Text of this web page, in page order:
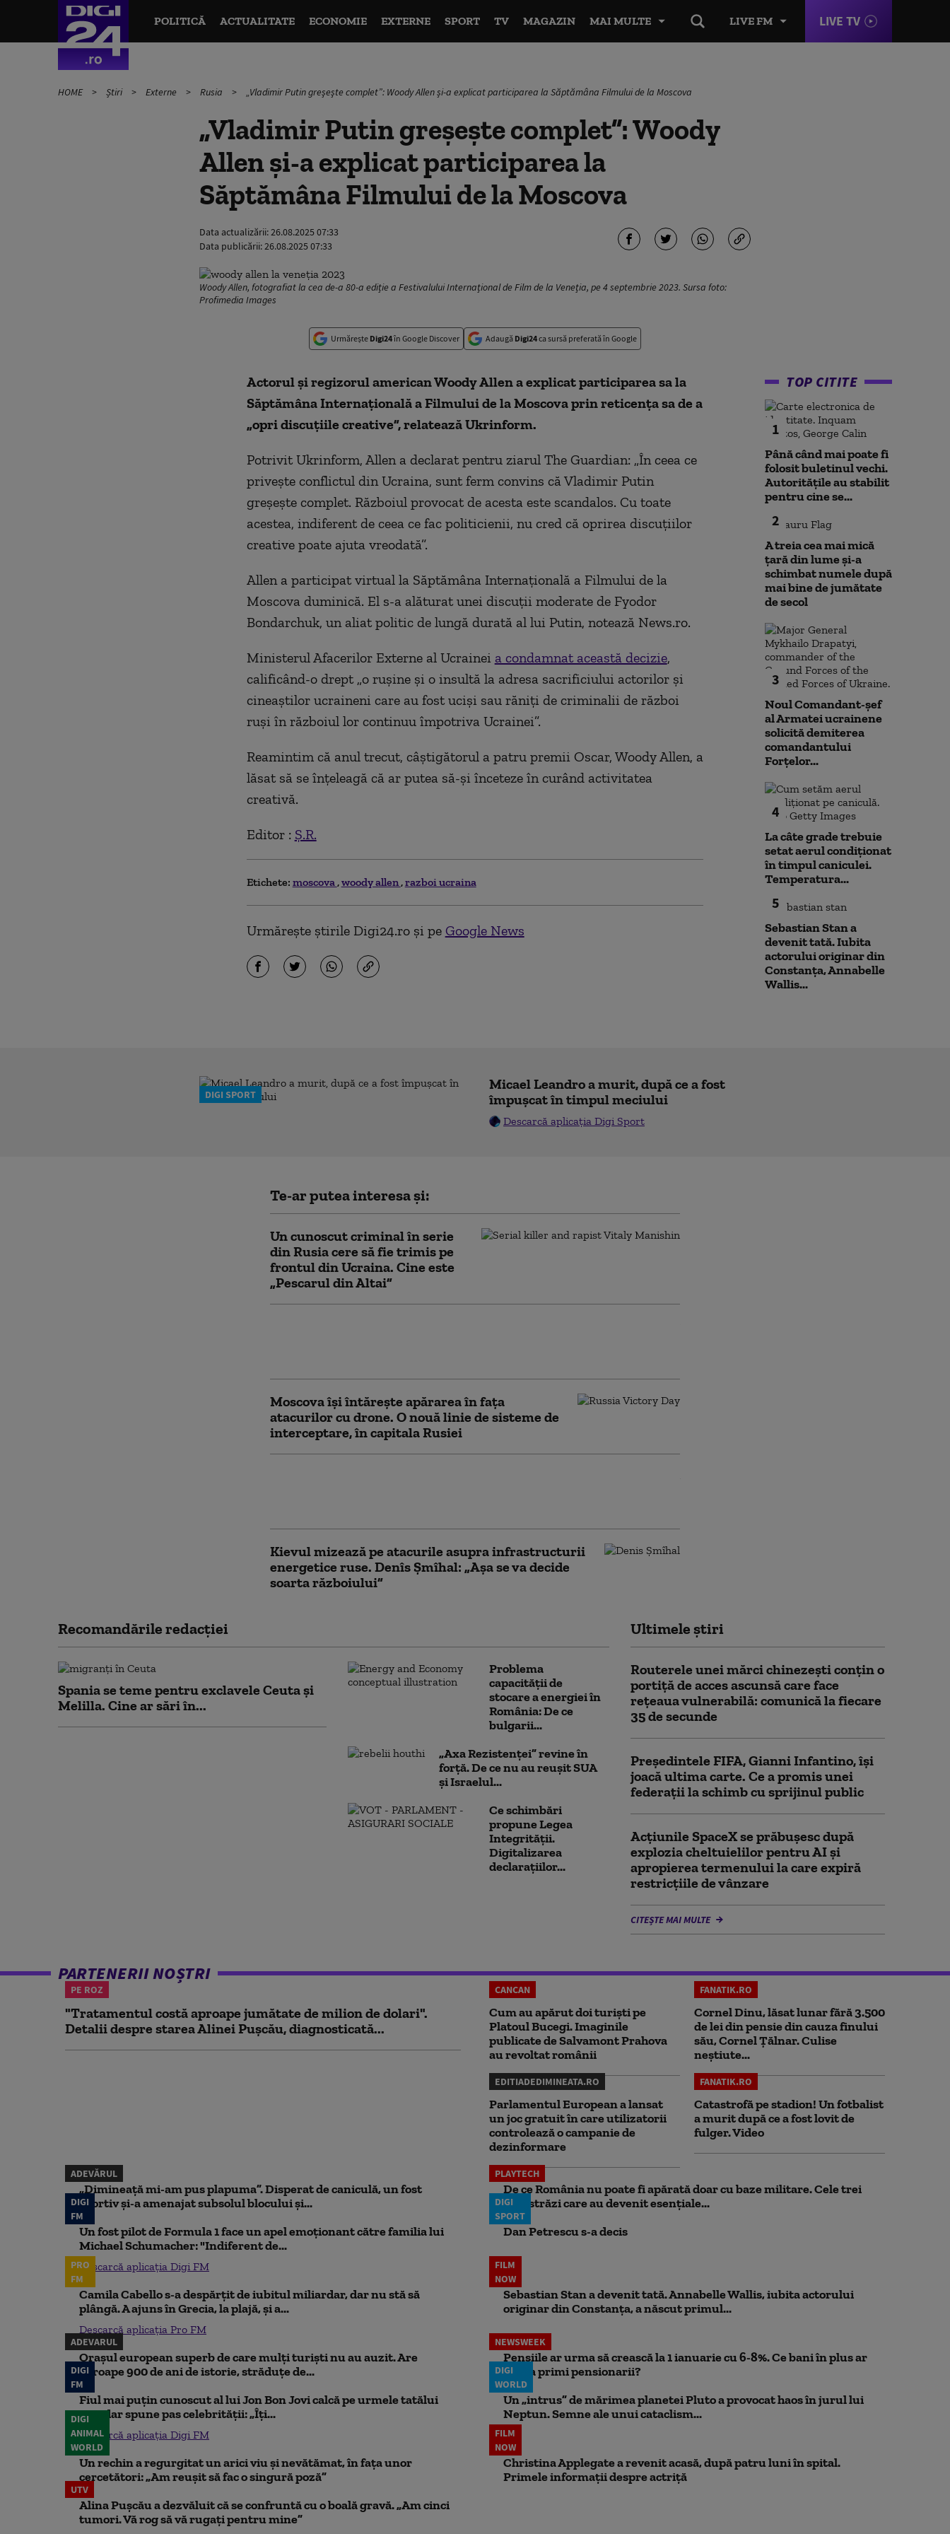
LIVE FM LIVE TV
POLITICĂ ACTUALITATE ECONOMIE EXTERNE SPORT TV MAGAZIN MAI MULTE
HOME Știri Externe Rusia „Vladimir Putin greşeşte complet”: Woody Allen și-a explicat participarea la Săptămâna Filmului de la Moscova
„Vladimir Putin greşeşte complet”: Woody
Allen și-a explicat participarea la
Săptămâna Filmului de la Moscova
Data actualizării:26.08.2025 07:33
Data publicării:26.08.2025 07:33
Woody Allen, fotografiat la cea de-a 80-a ediție a Festivalului Internațional de Film de la Veneția, pe 4 septembrie 2023. Sursa foto:
Profimedia Images
Urmărește Digi24în Google Discover Adaugă Digi24ca sursă preferată în Google
Actorul şi regizorul american Woody Allen a explicat participarea sa la
Săptămâna Internaţională a Filmului de la Moscova prin reticenţa sa de a
„opri discuţiile creative”, relatează Ukrinform.
Potrivit Ukrinform, Allen a declarat pentru ziarul The Guardian: „În ceea ce
priveşte conflictul din Ucraina, sunt ferm convins că Vladimir Putin
greşeşte complet. Războiul provocat de acesta este scandalos. Cu toate
acestea, indiferent de ceea ce fac politicienii, nu cred că oprirea discuţiilor
creative poate ajuta vreodată”.
Allen a participat virtual la Săptămâna Internaţională a Filmului de la
Moscova duminică. El s-a alăturat unei discuţii moderate de Fyodor
Bondarchuk, un aliat politic de lungă durată al lui Putin, notează News.ro.
Ministerul Afacerilor Externe al Ucrainei a condamnat această decizie,
calificând-o drept „o ruşine şi o insultă la adresa sacrificiului actorilor şi
cineaştilor ucraineni care au fost ucişi sau răniţi de criminalii de război
ruşi în războiul lor continuu împotriva Ucrainei”.
Reamintim că anul trecut, câştigătorul a patru premii Oscar, Woody Allen, a
lăsat să se înţeleagă că ar putea să-şi înceteze în curând activitatea
creativă.
Editor : Ș.R.
Etichete: moscova woody allen razboi ucraina
Urmărește știrile Digi24.ro și pe Google News
TOP CITITE
1
Până când mai poate fi
folosit buletinul vechi.
Autoritățile au stabilit
pentru cine se...
2
A treia cea mai mică
țară din lume și-a
schimbat numele după
mai bine de jumătate
de secol
3
Noul Comandant-șef
al Armatei ucrainene
solicită demiterea
comandantului
Forțelor...
4
La câte grade trebuie
setat aerul condiționat
în timpul caniculei.
Temperatura...
5
Sebastian Stan a
devenit tată. Iubita
actorului originar din
Constanța, Annabelle
Wallis...
DIGI SPORT
Micael Leandro a murit, după ce a fost
împușcat în timpul meciului
Descarcă aplicația Digi Sport
Te-ar putea interesa și:
Un cunoscut criminal în serie
din Rusia cere să fie trimis pe
frontul din Ucraina. Cine este
„Pescarul din Altai”
Moscova își întărește apărarea în fața
atacurilor cu drone. O nouă linie de sisteme de
interceptare, în capitala Rusiei
Kievul mizează pe atacurile asupra infrastructurii
energetice ruse. Denîs Șmîhal: „Așa se va decide
soarta războiului”
Recomandările redacţiei
Spania se teme pentru exclavele Ceuta și
Melilla. Cine ar sări în...
Problema
capacității de
stocare a energiei în
România: De ce
bulgarii...
„Axa Rezistenței” revine în
forță. De ce nu au reușit SUA
și Israelul...
Ce schimbări
propune Legea
Integrității.
Digitalizarea
declarațiilor...
Ultimele știri
Routerele unei mărci chinezești conțin o
portiță de acces ascunsă care face
rețeaua vulnerabilă: comunică la fiecare
35 de secunde
Președintele FIFA, Gianni Infantino, îşi
joacă ultima carte. Ce a promis unei
federații la schimb cu sprijinul public
Acţiunile SpaceX se prăbuşesc după
explozia cheltuielilor pentru AI şi
apropierea termenului la care expiră
restricţiile de vânzare
CITEȘTE MAI MULTE
PARTENERII NOȘTRI
PE ROZ
"Tratamentul costă aproape jumătate de milion de dolari".
Detalii despre starea Alinei Pușcău, diagnosticată...
CANCAN
Cum au apărut doi turiști pe
Platoul Bucegi. Imaginile
publicate de Salvamont Prahova
au revoltat românii
FANATIK.RO
Cornel Dinu, lăsat lunar fără 3.500
de lei din pensie din cauza finului
său, Cornel Țălnar. Culise
neștiute...
EDITIADEDIMINEATA.RO
Parlamentul European a lansat
un joc gratuit în care utilizatorii
controlează o campanie de
dezinformare
FANATIK.RO
Catastrofă pe stadion! Un fotbalist
a murit după ce a fost lovit de
fulger. Video
ADEVĂRUL
„Dimineață mi-am pus plapuma”. Disperat de caniculă, un fost
sportiv și-a amenajat subsolul blocului și...
PLAYTECH
De ce România nu poate fi apărată doar cu baze militare. Cele trei
autostrăzi care au devenit esențiale...
DIGI
FM
Un fost pilot de Formula 1 face un apel emoționant către familia lui
Michael Schumacher: "Indiferent de...
Descarcă aplicația Digi FM
DIGI
SPORT
Dan Petrescu s-a decis
PRO
FM
Camila Cabello s-a despărțit de iubitul miliardar, dar nu stă să
plângă. A ajuns în Grecia, la plajă, și a...
Descarcă aplicația Pro FM
FILM
NOW
Sebastian Stan a devenit tată. Annabelle Wallis, iubita actorului
originar din Constanța, a născut primul...
ADEVARUL
Orașul european superb de care mulți turiști nu au auzit. Are
aproape 900 de ani de istorie, străduțe de...
NEWSWEEK
Pensiile ar urma să crească la 1 ianuarie cu 6-8%. Ce bani în plus ar
putea primi pensionarii?
DIGI
FM
Fiul mai puțin cunoscut al lui Jon Bon Jovi calcă pe urmele tatălui
său, dar spune pas celebrității: „Îți...
Descarcă aplicația Digi FM
DIGI
WORLD
Un „intrus” de mărimea planetei Pluto a provocat haos în jurul lui
Neptun. Semne ale unui cataclism...
DIGI
ANIMAL
WORLD
Un rechin a regurgitat un arici viu și nevătămat, în fața unor
cercetători: „Am reușit să fac o singură poză”
FILM
NOW
Christina Applegate a revenit acasă, după patru luni în spital.
Primele informații despre actriță
UTV
Alina Pușcău a dezvăluit că se confruntă cu o boală gravă. „Am cinci
tumori. Vă rog să vă rugați pentru mine”